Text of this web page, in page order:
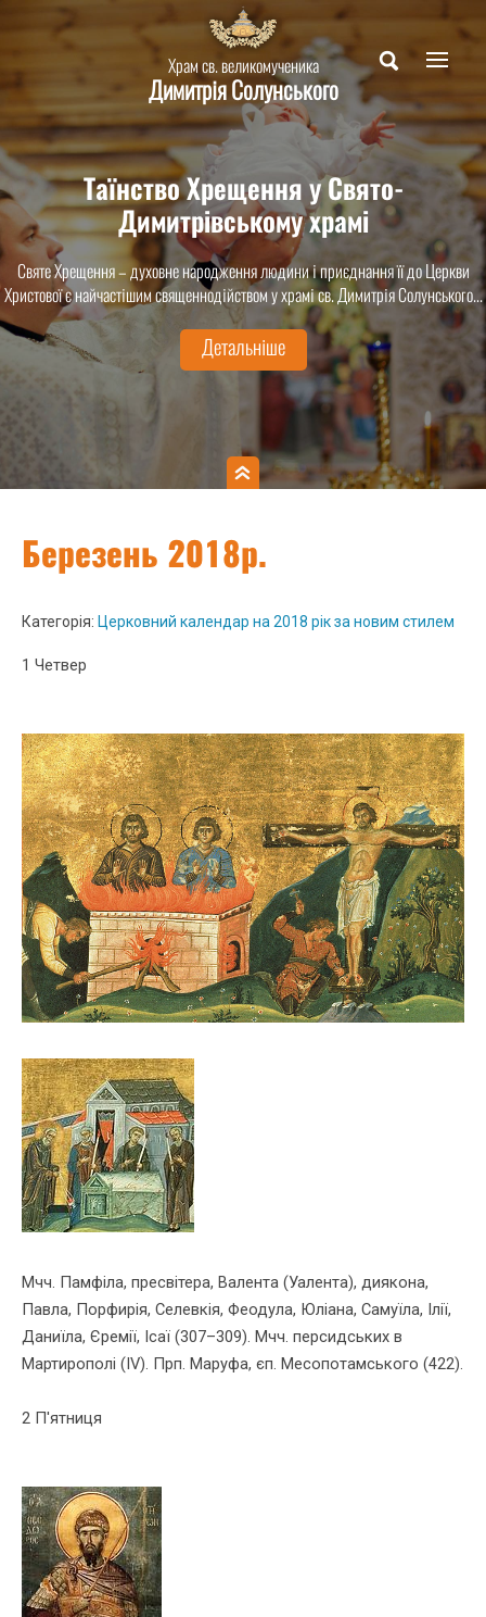
Храм св. великомученика
Димитрія Солунського
Таїнство Хрещення у Свято-
Димитрівському храмі
Святе Хрещення – духовне народження людини і приєднання її до Церкви
Христової є найчастішим священнодійством у храмі св. Димитрія Солунського...
Детальніше
Березень 2018р.
Категорія: Церковний календар на 2018 рік за новим стилем
1 Четвер
Мчч. Памфіла, пресвітера, Валента (Уалента), диякона,
Павла, Порфирія, Селевкія, Феодула, Юліана, Самуїла, Ілії,
Даниїла, Єремії, Ісаї (307–309). Мчч. персидських в
Мартирополі (ІV). Прп. Маруфа, єп. Месопотамського (422).
2 П'ятниця